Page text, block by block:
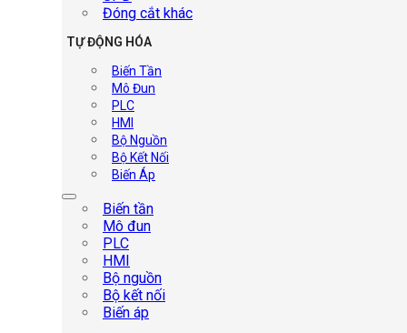
Đóng cắt khác
TỰ ĐỘNG HÓA
Biến Tần
Mô Đun
PLC
HMI
Bộ Nguồn
Bộ Kết Nối
Biến Áp
Biến tần
Mô đun
PLC
HMI
Bộ nguồn
Bộ kết nối
Biến áp